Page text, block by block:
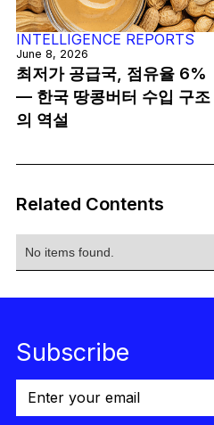
INTELLIGENCE REPORTS
June 8, 2026
최저가 공급국, 점유율 6%
— 한국 땅콩버터 수입 구조
의 역설
Related Contents
No items found.
Subscribe